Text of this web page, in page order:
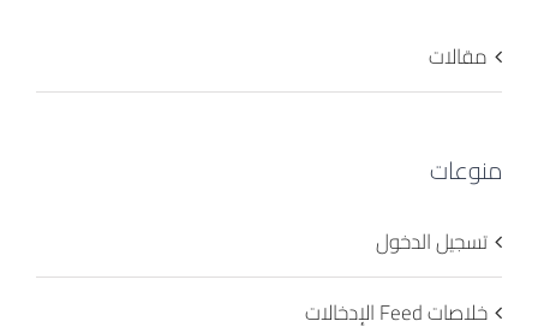
مقالات
منوعات
تسجيل الدخول
خلاصات Feed الإدخالات